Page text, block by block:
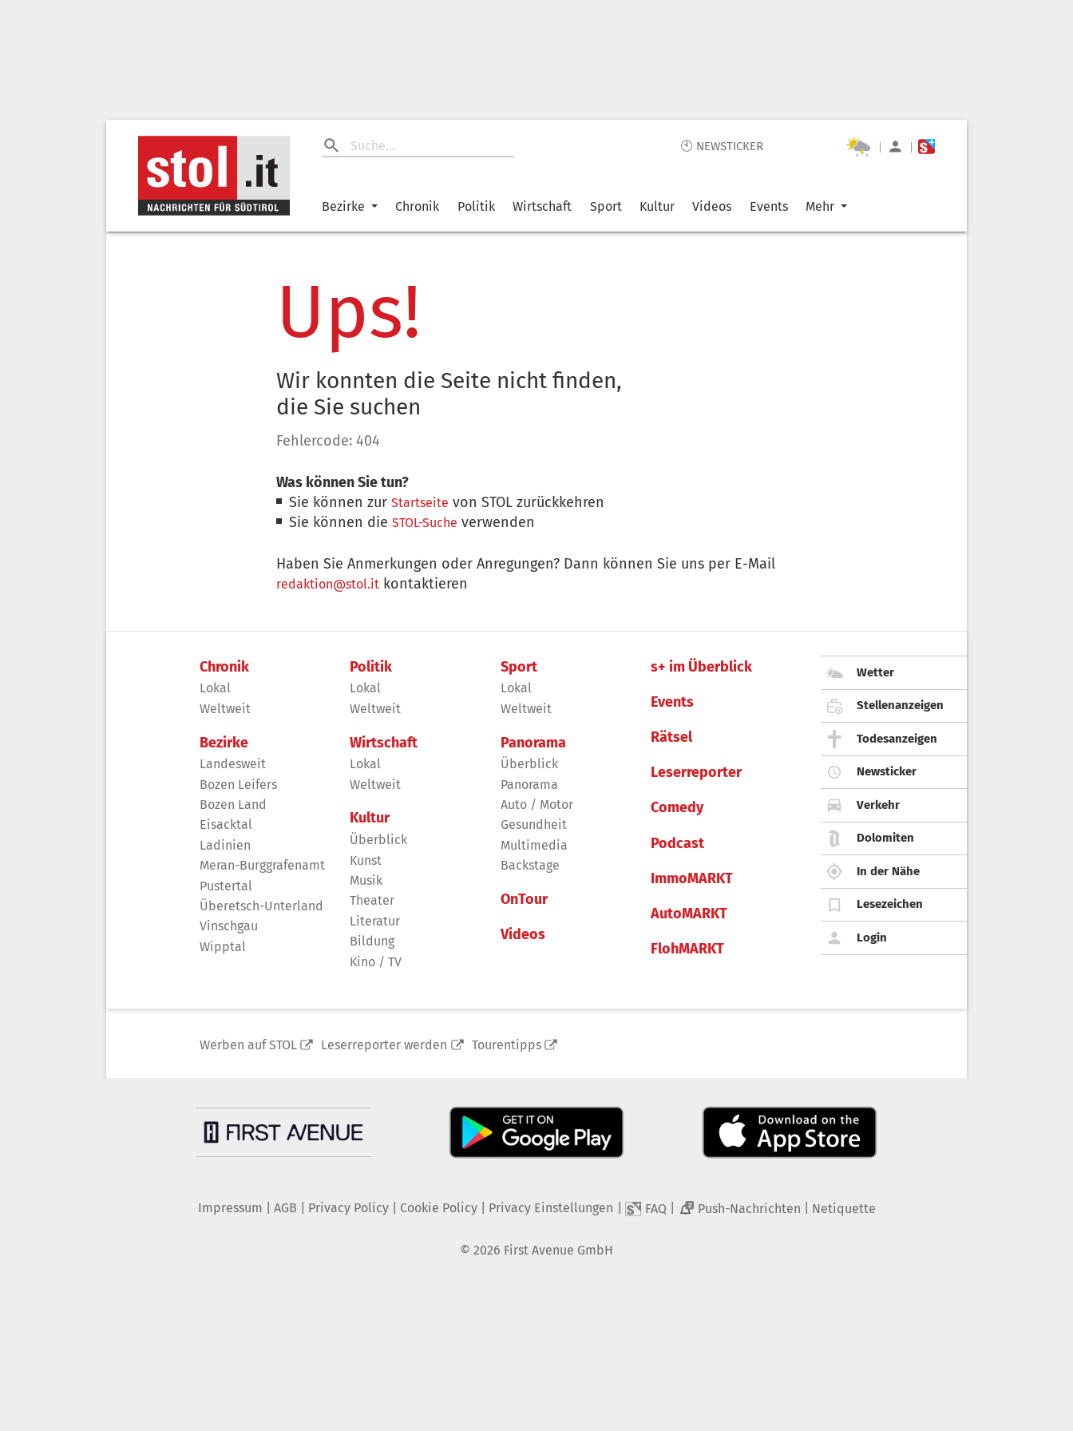
🕙 NEWSTICKER | |
Bezirke Chronik Politik Wirtschaft Sport Kultur Videos Events Mehr
Ups!
Wir konnten die Seite nicht finden,
die Sie suchen
Fehlercode: 404
Was können Sie tun?
Sie können zurStartseite von STOL zurückkehren
Sie können dieSTOL-Suche verwenden
Haben Sie Anmerkungen oder Anregungen? Dann können Sie uns per E-Mail
redaktion@stol.it kontaktieren
Chronik
Lokal
Weltweit
Bezirke
Landesweit
Bozen Leifers
Bozen Land
Eisacktal
Ladinien
Meran-Burggrafenamt
Pustertal
Überetsch-Unterland
Vinschgau
Wipptal
Politik
Lokal
Weltweit
Wirtschaft
Lokal
Weltweit
Kultur
Überblick
Kunst
Musik
Theater
Literatur
Bildung
Kino / TV
Sport
Lokal
Weltweit
Panorama
Überblick
Panorama
Auto / Motor
Gesundheit
Multimedia
Backstage
OnTour
Videos
s+ im Überblick
Events
Rätsel
Leserreporter
Comedy
Podcast
ImmoMARKT
AutoMARKT
FlohMARKT
Wetter
Stellenanzeigen
Todesanzeigen
Newsticker
Verkehr
Dolomiten
In der Nähe
Lesezeichen
Login
Werben auf STOL Leserreporter werden Tourentipps
Impressum AGB Privacy Policy| Cookie Policy| Privacy Einstellungen FAQ 2 Push-Nachrichten Netiquette
© 2026 First Avenue GmbH